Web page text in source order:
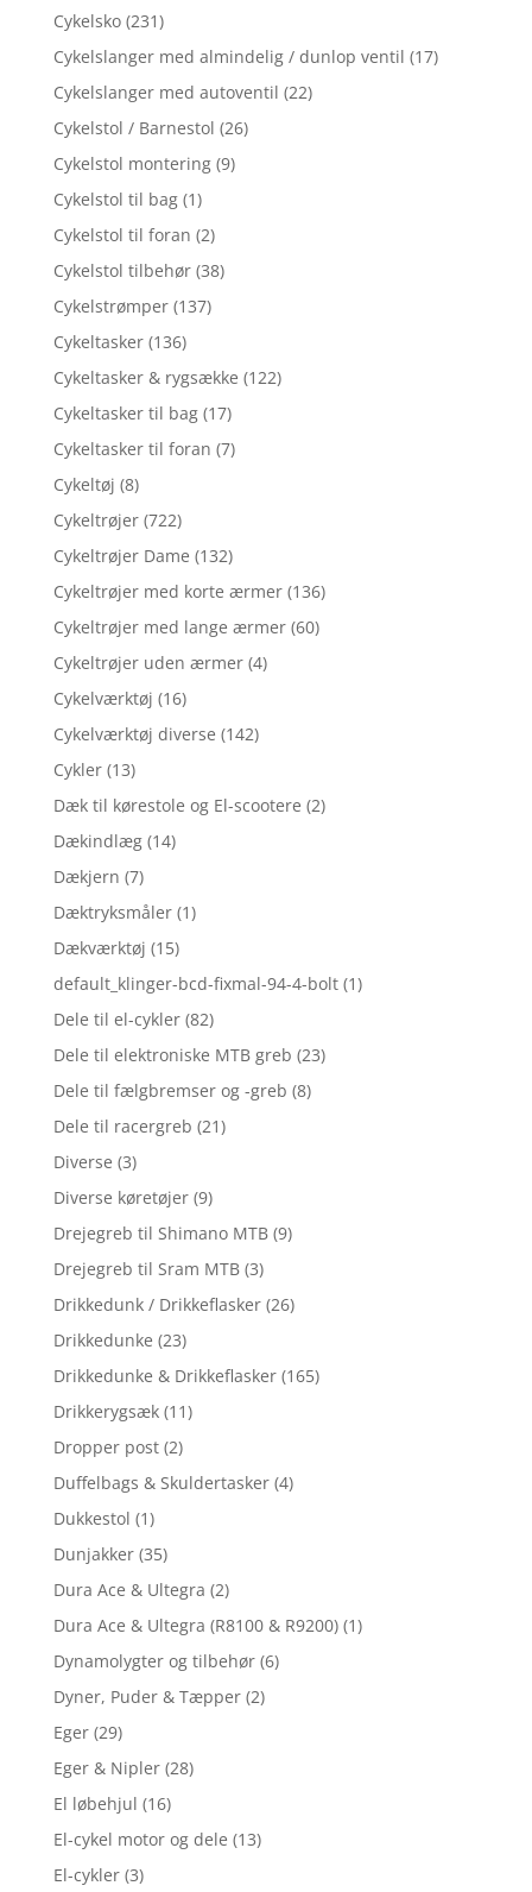
Cykelsko (231)
Cykelslanger med almindelig / dunlop ventil (17)
Cykelslanger med autoventil (22)
Cykelstol / Barnestol (26)
Cykelstol montering (9)
Cykelstol til bag (1)
Cykelstol til foran (2)
Cykelstol tilbehør (38)
Cykelstrømper (137)
Cykeltasker (136)
Cykeltasker & rygsække (122)
Cykeltasker til bag (17)
Cykeltasker til foran (7)
Cykeltøj (8)
Cykeltrøjer (722)
Cykeltrøjer Dame (132)
Cykeltrøjer med korte ærmer (136)
Cykeltrøjer med lange ærmer (60)
Cykeltrøjer uden ærmer (4)
Cykelværktøj (16)
Cykelværktøj diverse (142)
Cykler (13)
Dæk til kørestole og El-scootere (2)
Dækindlæg (14)
Dækjern (7)
Dæktryksmåler (1)
Dækværktøj (15)
default_klinger-bcd-fixmal-94-4-bolt (1)
Dele til el-cykler (82)
Dele til elektroniske MTB greb (23)
Dele til fælgbremser og -greb (8)
Dele til racergreb (21)
Diverse (3)
Diverse køretøjer (9)
Drejegreb til Shimano MTB (9)
Drejegreb til Sram MTB (3)
Drikkedunk / Drikkeflasker (26)
Drikkedunke (23)
Drikkedunke & Drikkeflasker (165)
Drikkerygsæk (11)
Dropper post (2)
Duffelbags & Skuldertasker (4)
Dukkestol (1)
Dunjakker (35)
Dura Ace & Ultegra (2)
Dura Ace & Ultegra (R8100 & R9200) (1)
Dynamolygter og tilbehør (6)
Dyner, Puder & Tæpper (2)
Eger (29)
Eger & Nipler (28)
El løbehjul (16)
El-cykel motor og dele (13)
El-cykler (3)